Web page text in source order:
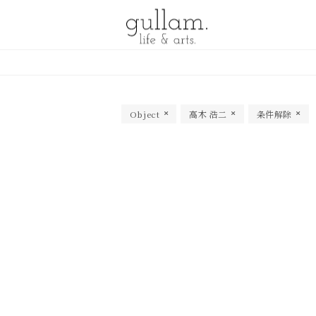
Object 高木 浩二 条件解除